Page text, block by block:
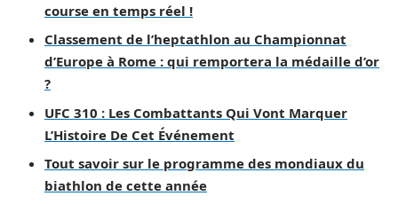
course en temps réel !
Classement de l’heptathlon au Championnat
d’Europe à Rome : qui remportera la médaille d’or
?
UFC 310 : Les Combattants Qui Vont Marquer
L’Histoire De Cet Événement
Tout savoir sur le programme des mondiaux du
biathlon de cette année